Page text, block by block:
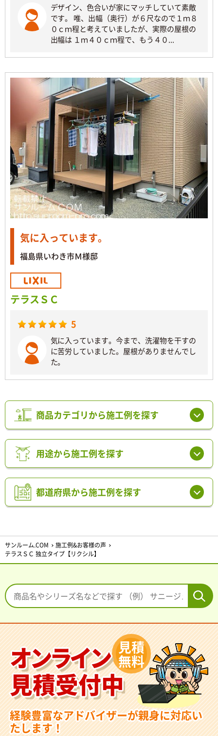
デザイン、色合いが家にマッチしていて素敵
です。 唯、出幅（奥行）が６尺なので１ｍ８
０ｃｍ程と考えていましたが、実際の屋根の
出幅は １ｍ４０ｃｍ程で、もう４０...
気に入っています。
福島県いわき市Ｍ様邸
テラスＳＣ
5
気に入っています。今まで、洗濯物を干すの
に苦労していました。屋根がありませんでし
た。
商品カテゴリから施工例を探す
用途から施工例を探す
都道府県から施工例を探す
サンルーム.COM
施工例&お客様の声
テラスＳＣ 独立タイプ【リクシル】
オンライン
見積受付中
見積
無料
経験豊富なアドバイザーが親身に対応い
たします！